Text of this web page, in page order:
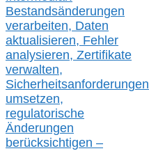
Bestandsänderungen
verarbeiten, Daten
aktualisieren, Fehler
analysieren, Zertifikate
verwalten,
Sicherheitsanforderungen
umsetzen,
regulatorische
Änderungen
berücksichtigen –